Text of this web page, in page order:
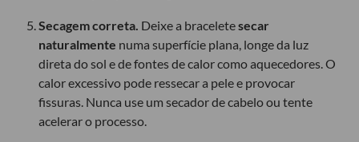
Secagem correta. Deixe a braceletesecar
naturalmente numa superfície plana, longe da luz
direta do sol e de fontes de calor como aquecedores. O
calor excessivo pode ressecar a pele e provocar
fissuras. Nunca use um secador de cabelo ou tente
acelerar o processo.